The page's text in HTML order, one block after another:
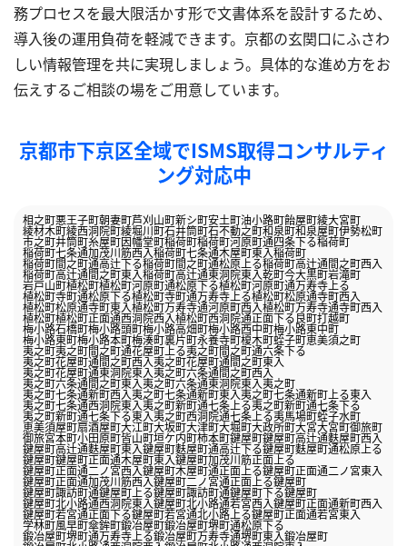
務プロセスを最大限活かす形で文書体系を設計するため、
導入後の運用負荷を軽減できます。京都の玄関口にふさわ
しい情報管理を共に実現しましょう。具体的な進め方をお
伝えするご相談の場をご用意しています。
京都市下京区全域でISMS取得コンサルティ
ング対応中
相之町悪王子町朝妻町芦刈山町新シ町安土町油小路町飴屋町綾大宮町
綾材木町綾西洞院町綾堀川町石井筒町石不動之町和泉町和泉屋町伊勢松町
市之町井筒町糸屋町因幡堂町稲荷町稲荷町河原町通四条下る稲荷町
稲荷町七条通加茂川筋西入稲荷町七条通木屋町東入稲荷町
稲荷町間之町通高辻下る稲荷町間之町通松原上る稲荷町高辻通間之町西入
稲荷町高辻通間之町東入稲荷町高辻通東洞院東入乾町今大黒町岩滝町
岩戸山町植松町植松町河原町通松原下る植松町河原町通万寿寺上る
植松町寺町通松原下る植松町寺町通万寿寺上る植松町松原通寺町西入
植松町松原通寺町東入植松町万寿寺通河原町西入植松町万寿寺通寺町西入
植松町植松町正面通西洞院西入植松町西洞院通正面下る艮町打越町
梅小路石橋町梅小路頭町梅小路高畑町梅小路西中町梅小路東中町
梅小路東町梅小路本町梅湊町裏片町永養寺町榎木町蛭子町恵美須之町
夷之町夷之町間之町通花屋町上る夷之町間之町通六条下る
夷之町花屋町通間之町西入夷之町花屋町通間之町東入
夷之町花屋町通東洞院東入夷之町六条通間之町西入
夷之町六条通間之町東入夷之町六条通東洞院東入夷之町
夷之町七条通新町西入夷之町七条通新町東入夷之町七条通新町上る東入
夷之町七条通西洞院東入夷之町新町通七条上る夷之町新町通七条下る
夷之町新町通七条下る東入夷之町西洞院通七条上る夷馬場町蛭子水町
恵美須屋町扇酒屋町大江町大坂町大津町大堀町大政所町大宮大宮町御旅町
御旅宮本町小田原町皆山町垣ケ内町柿本町鍵屋町鍵屋町高辻通麩屋町西入
鍵屋町高辻通麩屋町東入鍵屋町麩屋町通高辻下る鍵屋町麩屋町通松原上る
鍵屋町鍵屋町正面通木屋町東入鍵屋町加茂川筋正面上る
鍵屋町正面通二ノ宮西入鍵屋町木屋町通正面上る鍵屋町正面通二ノ宮東入
鍵屋町正面通加茂川筋西入鍵屋町二ノ宮通正面上る鍵屋町
鍵屋町諏訪町通鍵屋町上る鍵屋町諏訪町通鍵屋町下る鍵屋町
鍵屋町北小路通西洞院東入鍵屋町北小路通若宮西入鍵屋町正面通新町西入
鍵屋町若宮通正面下る鍵屋町若宮通北小路上る鍵屋町正面通若宮東入
学林町風早町傘鉾町鍛冶屋町鍛冶屋町堺町通松原下る
鍛冶屋町堺町通万寿寺上る鍛冶屋町万寿寺通堺町東入鍛冶屋町